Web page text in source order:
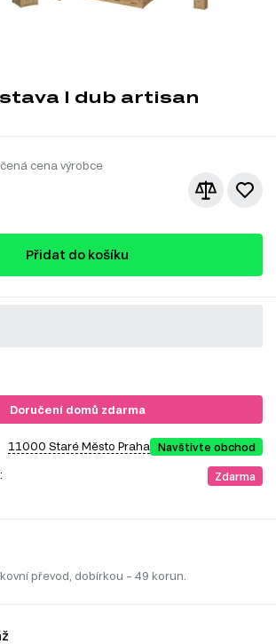
I dub artisan
cena výrobce
Přidat do košíku
Doručení domů zdarma
11000 Staré Město Praha Navštivte obchod
Zdarma
převod, dobírkou – 49 korun.